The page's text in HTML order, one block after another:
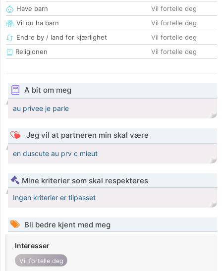
Have barn
Vil fortelle deg
Vil du ha barn
Vil fortelle deg
Endre by / land for kjærlighet
Vil fortelle deg
Religionen
Vil fortelle deg
A bit om meg
au privee je parle
Jeg vil at partneren min skal være
en duscute au prv c mieut
Mine kriterier som skal respekteres
Ingen kriterier er tilpasset
Bli bedre kjent med meg
Interesser
Vil fortelle deg